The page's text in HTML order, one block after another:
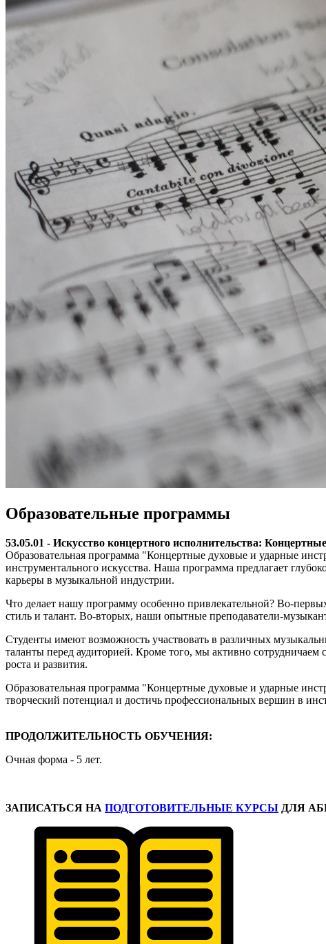
Образовательные программы
53.05.01 - Искусство концертного исполнительства:
Образовательная программа "Концертные духовые и ударные
инструментального искусства. Наша программа предлагает
карьеры в музыкальной индустрии.
Что делает нашу программу особенно привлекательной? Во-
стиль и талант. Во-вторых, наши опытные преподаватели-
Студенты имеют возможность участвовать в различных
таланты перед аудиторией. Кроме того, мы активно
роста и развития.
Образовательная программа "Концертные духовые и ударные
творческий потенциал и достичь профессиональных вершин в
ПРОДОЛЖИТЕЛЬНОСТЬ ОБУЧЕНИЯ:
Очная форма - 5 лет.
ЗАПИСАТЬСЯ НА ПОДГОТОВИТЕЛЬНЫЕ КУРСЫ ДЛЯ